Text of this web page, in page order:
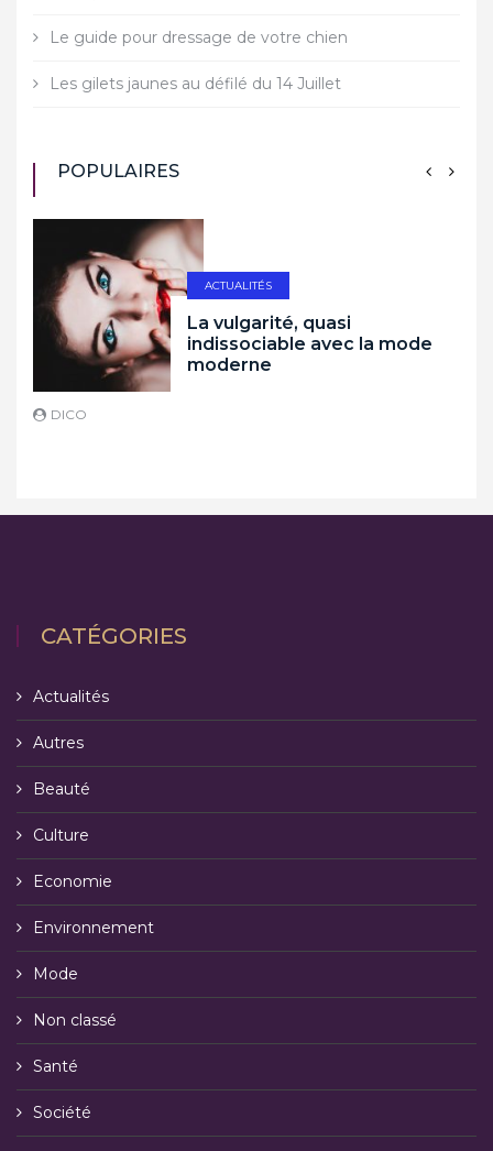
Le guide pour dressage de votre chien
Les gilets jaunes au défilé du 14 Juillet
POPULAIRES
ACTUALITÉS
La vulgarité, quasi
indissociable avec la mode
moderne
DICO
CATÉGORIES
Actualités
Autres
Beauté
Culture
Economie
Environnement
Mode
Non classé
Santé
Société